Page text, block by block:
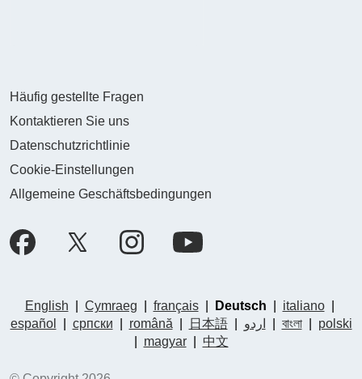
Häufig gestellte Fragen
Kontaktieren Sie uns
Datenschutzrichtlinie
Cookie-Einstellungen
Allgemeine Geschäftsbedingungen
English Cymraeg français| Deutsch italiano|
español
српски română 日本語| اردو বাংলা|
polski
magyar| 中文